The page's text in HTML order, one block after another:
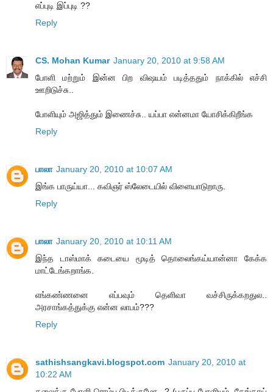
எப்புடி இப்புடி ??
Reply
CS. Mohan Kumar January 20, 2010 at 9:58 AM
போளி மற்றும் இன்ன பிற விஷயம் படித்ததும் நாக்கில் எச்சி
ஊறிடுச்சு..
போளியும் அஜித்தும் இணைச்சு.. யப்பா என்னமா யோசிக்கிறீங்க
Reply
பாலா January 20, 2010 at 10:07 AM
இங்க பாருய்யா... கவிஞர் ஸ்லேடையில் விளையாடுறாரு.
Reply
பாலா January 20, 2010 at 10:11 AM
இந்த டாஸ்மாக் கடையை மூடித் தொலைங்கய்யான்னா கேக்க
மாட்டேங்கறாங்க.
எங்கண்ணனை எப்பவும் தெளிவா வச்சிருக்கறதுல..
அரசாங்கத்துக்கு என்ன லாபம்???
Reply
sathishsangkavi.blogspot.com January 20, 2010 at
10:22 AM